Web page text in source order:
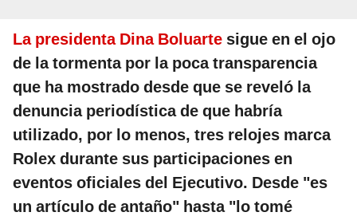
La presidenta Dina Boluarte sigue en el ojo
de la tormenta por la poca transparencia
que ha mostrado desde que se reveló la
denuncia periodística de que habría
utilizado, por lo menos, tres relojes marca
Rolex durante sus participaciones en
eventos oficiales del Ejecutivo. Desde "es
un artículo de antaño" hasta "lo tomé